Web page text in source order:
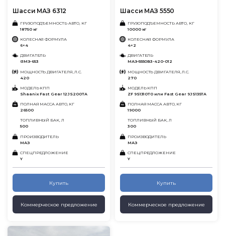
Шасси МАЗ 6312
ГРУЗОПОДЪЕМНОСТЬ АВТО, КГ
18750 кг
КОЛЕСНАЯ ФОРМУЛА
6×4
ДВИГАТЕЛЬ
ЯМЗ-653
МОЩНОСТЬ ДВИГАТЕЛЯ, Л.С.
420
МОДЕЛЬ КПП
Shaanix Fast Gear 12JS200TA
ПОЛНАЯ МАССА АВТО, КГ
26500
ТОПЛИВНЫЙ БАК, Л
500
ПРОИЗВОДИТЕЛЬ
МАЗ
СПЕЦПРЕДЛОЖЕНИЕ
Y
Купить
Коммерческое предложение
Шасси МАЗ 5550
ГРУЗОПОДЪЕМНОСТЬ АВТО, КГ
10000 кг
КОЛЕСНАЯ ФОРМУЛА
4×2
ДВИГАТЕЛЬ
МАЗ-5550В3-420-012
МОЩНОСТЬ ДВИГАТЕЛЯ, Л.С.
270
МОДЕЛЬ КПП
ZF 9S1310T0 или Fast Gear 9JS135TA
ПОЛНАЯ МАССА АВТО, КГ
19000
ТОПЛИВНЫЙ БАК, Л
300
ПРОИЗВОДИТЕЛЬ
МАЗ
СПЕЦПРЕДЛОЖЕНИЕ
Y
Купить
Коммерческое предложение